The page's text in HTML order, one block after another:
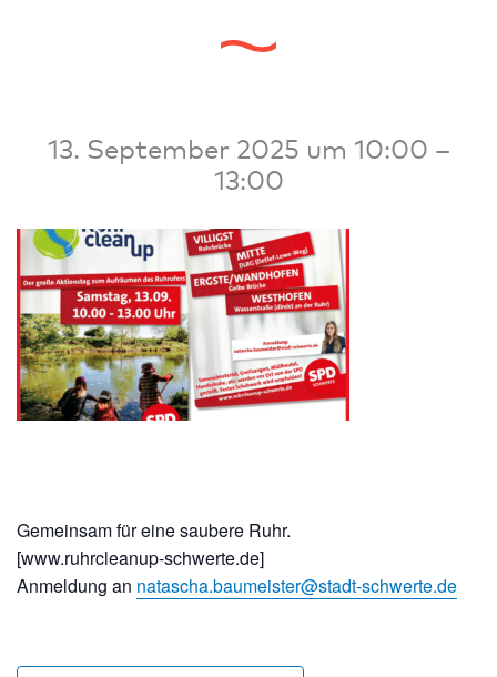
13. September 2025 um 10:00 –
13:00
Gemeinsam für eine saubere Ruhr.
[www.ruhrcleanup-schwerte.de]
Anmeldung an natascha.baumeister@stadt-schwerte.de